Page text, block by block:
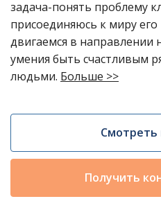
задача-понять проблему
присоединяюсь к миру
двигаемся в направлении
умения быть счастливым
людьми. Больше >>
Получить